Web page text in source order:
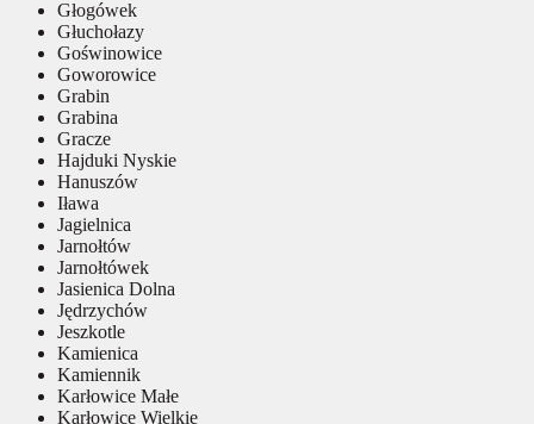
Głogówek
Głuchołazy
Goświnowice
Goworowice
Grabin
Grabina
Gracze
Hajduki Nyskie
Hanuszów
Iława
Jagielnica
Jarnołtów
Jarnołtówek
Jasienica Dolna
Jędrzychów
Jeszkotle
Kamienica
Kamiennik
Karłowice Małe
Karłowice Wielkie